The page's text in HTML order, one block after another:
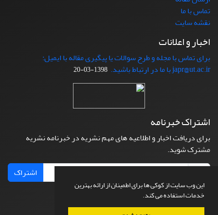
این وب سایت از کوکی ها برای اطمینان از ارائه بهترین
خدمات استفاده می کند.
تماس با ما
نقشه سایت
اخبار و اعلانات
برای تماس با مجله و طرح سوالات یا پیگیری مقاله با ایمیل:
japr@ut.ac.ir با ما در ارتباط باشید.
1398-03-20
اشتراک خبرنامه
برای دریافت اخبار و اطلاعیه های مهم نشریه در خبرنامه نشریه
مشترک شوید.
اشتراک